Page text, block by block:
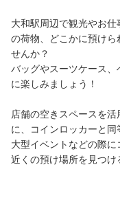
大和駅周辺で観光やお
の荷物、どこかに預け
せんか？
バッグやスーツケース
に楽しみましょう！
店舗の空きスペースを
に、コインロッカーと同
大型イベントなどの際
近くの預け場所を見つけ